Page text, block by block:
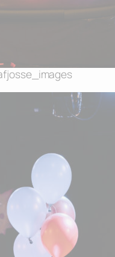
sont pas
facultatifs. Ils
sont
nécessaires au
fonctionnement
Statistiques
Afin que nous
puissions
améliorer la
fonctionnalité